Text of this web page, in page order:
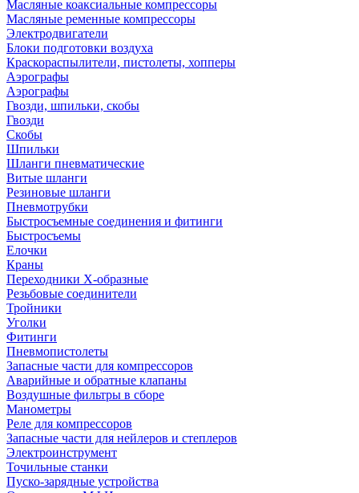
Масляные коаксиальные компрессоры
Масляные ременные компрессоры
Электродвигатели
Блоки подготовки воздуха
Краскораспылители, пистолеты, хопперы
Аэрографы
Аэрографы
Гвозди, шпильки, скобы
Гвозди
Скобы
Шпильки
Шланги пневматические
Витые шланги
Резиновые шланги
Пневмотрубки
Быстросъемные соединения и фитинги
Быстросъемы
Елочки
Краны
Переходники Х-образные
Резьбовые соединители
Тройники
Уголки
Фитинги
Пневмопистолеты
Запасные части для компрессоров
Аварийные и обратные клапаны
Воздушные фильтры в сборе
Манометры
Реле для компрессоров
Запасные части для нейлеров и степлеров
Электроинструмент
Точильные станки
Пуско-зарядные устройства